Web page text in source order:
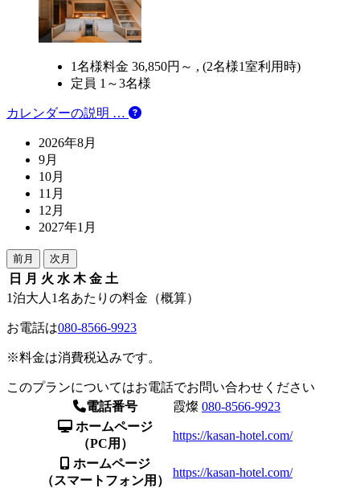
1名様料金 36,850円～ , (2名様1室利用時)
定員 1～3名様
カレンダーの説明 …
2026年8月
9月
10月
11月
12月
2027年1月
前月 次月
日 月 火 水 木 金 土
1泊大人1名あたりの料金（概算）
お電話は080-8566-9923
※料金は消費税込みです。
このプランについてはお電話でお問い合わせください
電話番号
霞燦 080-8566-9923
ホームページ
（PC用）
https://kasan-hotel.com/
ホームページ
（スマートフォン用）
https://kasan-hotel.com/